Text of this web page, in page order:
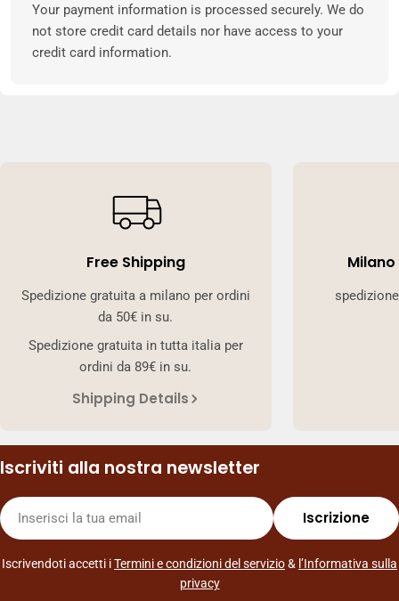
Your payment information is processed securely. We do
not store credit card details nor have access to your
credit card information.
Free Shipping
Spedizione gratuita a milano per ordini
da 50€ in su.
Spedizione gratuita in tutta italia per
ordini da 89€ in su.
Shipping Details
Iscriviti alla nostra newsletter
E-
mail
Iscrizione
Iscrivendoti accetti iTermini e condizioni del servizio& l’Informativa sulla
privacy